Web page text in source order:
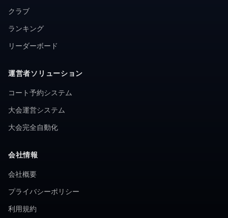
クラブ
ランキング
リーダーボード
運営者ソリューション
コート予約システム
大会運営システム
大会完全自動化
会社情報
会社概要
プライバシーポリシー
利用規約